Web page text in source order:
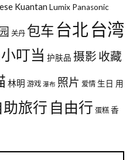
Kuantan Lumix Panasonic
关丹 包车 台北 台湾
小叮当 护肤品 摄影 收藏
林明 游戏 瀑布 照片 爱情 生日 用
助旅行 自由行 蛋糕 香